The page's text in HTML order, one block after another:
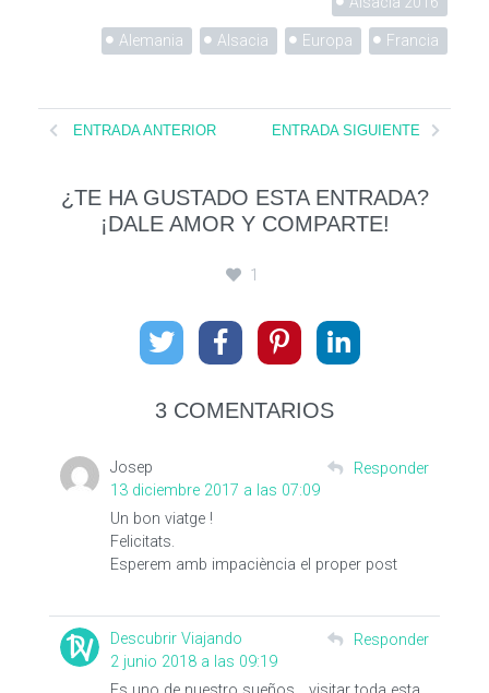
Alemania Alsacia Europa Francia
ENTRADA ANTERIOR ENTRADA SIGUIENTE
¿TE HA GUSTADO ESTA ENTRADA?
¡DALE AMOR Y COMPARTE!
1
3 COMENTARIOS
Josep
13 diciembre 2017 a las 07:09
Responder
Un bon viatge !
Felicitats.
Esperem amb impaciència el proper post
Descubrir Viajando
2 junio 2018 a las 09:19
Responder